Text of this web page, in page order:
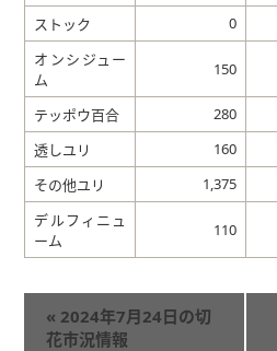
ストック
0
オンシジュー
ム
150
テッポウ百合 280
透しユリ
160
その他ユリ
1,375
デルフィニュ
ーム
110
« 2024年7月24日の切
花市況情報